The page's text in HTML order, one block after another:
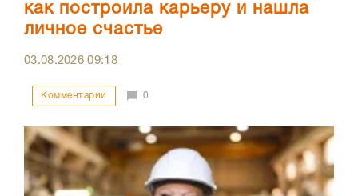
как построила карьеру и нашла
личное счастье
03.08.202609:18
Комментарии 0